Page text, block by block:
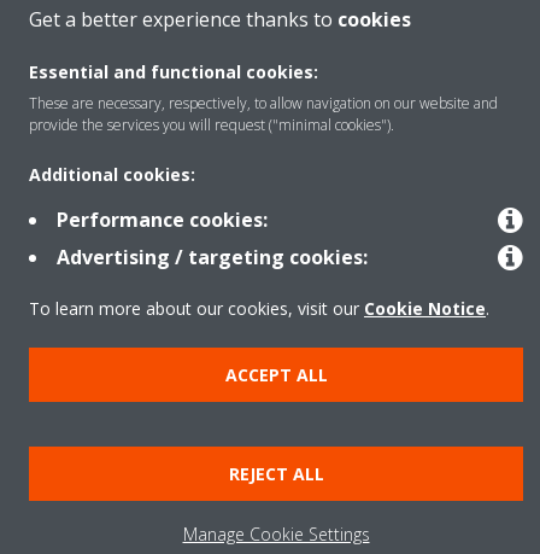
Kontakti
Produktet
Njoftim ligjor
Njoftim për kukit
Politika e privatësisë së të dhënave
Etika Korporative Data Act
Get a better experience thanks to cookies
Essential and functional cookies:
These are necessary, respectively, to allow navigation on our website and
provide the services you will request ("minimal cookies").
Additional cookies:
Performance cookies:
Advertising / targeting cookies:
To learn more about our cookies, visit our Cookie Notice.
ACCEPT ALL
REJECT ALL
Manage Cookie Settings